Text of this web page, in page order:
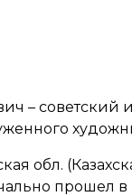
– советский
обл.
прошел в